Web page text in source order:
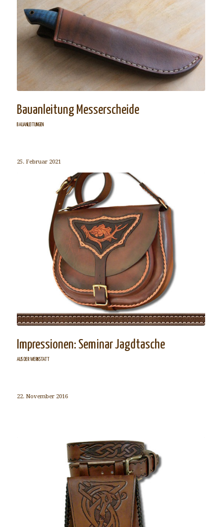
Bauanleitung Messerscheide
BAUANLEITUNGEN
25. Februar 2021
Impressionen: Seminar Jagdtasche
AUS DER WERKSTATT
22. November 2016